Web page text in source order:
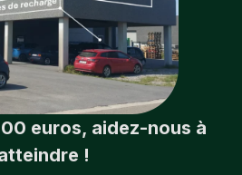
euros, aidez-nous à
!